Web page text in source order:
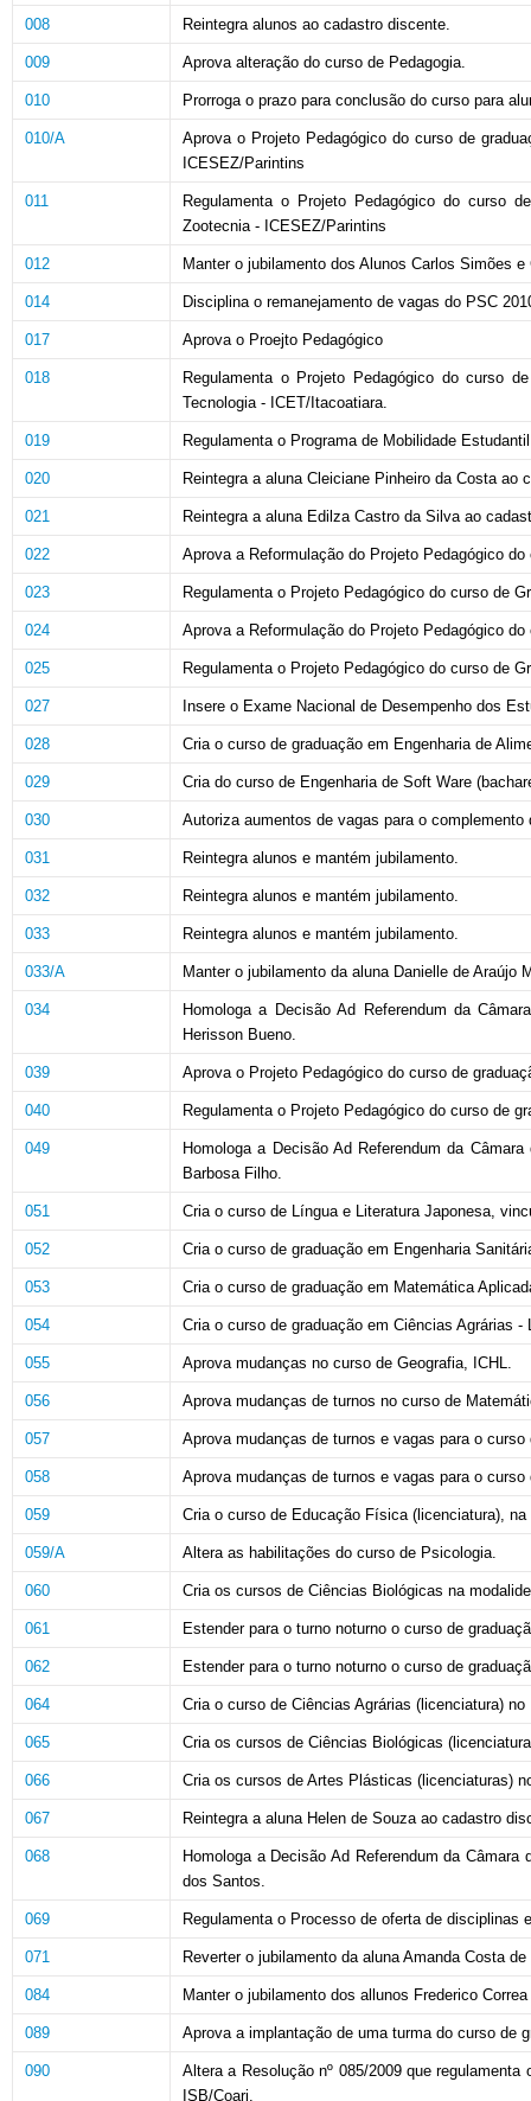
008 Reintegra alunos ao cadastro discente.
009 Aprova alteração do curso de Pedagogia.
010 Prorroga o prazo para conclusão do curso para
010/A
Aprova o Projeto Pedagógico do curso de
ICESEZ/Parintins
011
Regulamenta o Projeto Pedagógico do curso
Zootecnia - ICESEZ/Parintins
012 Manter o jubilamento dos Alunos Carlos Simões
014 Disciplina o remanejamento de vagas do PSC
017 Aprova o Proejto Pedagógico
018
Regulamenta o Projeto Pedagógico do curso
Tecnologia - ICET/Itacoatiara.
019 Regulamenta o Programa de Mobilidade
020 Reintegra a aluna Cleiciane Pinheiro da Costa ao
021 Reintegra a aluna Edilza Castro da Silva ao
022 Aprova a Reformulação do Projeto Pedagógico
023 Regulamenta o Projeto Pedagógico do curso de
024 Aprova a Reformulação do Projeto Pedagógico
025 Regulamenta o Projeto Pedagógico do curso de
027 Insere o Exame Nacional de Desempenho dos
028 Cria o curso de graduação em Engenharia de
029 Cria do curso de Engenharia de Soft Ware
030 Autoriza aumentos de vagas para o
031 Reintegra alunos e mantém jubilamento.
032 Reintegra alunos e mantém jubilamento.
033 Reintegra alunos e mantém jubilamento.
033/A Manter o jubilamento da aluna Danielle de Araújo
034
Homologa a Decisão Ad Referendum da
Herisson Bueno.
039 Aprova o Projeto Pedagógico do curso de
040 Regulamenta o Projeto Pedagógico do curso de
049
Homologa a Decisão Ad Referendum da
Barbosa Filho.
051 Cria o curso de Língua e Literatura Japonesa,
052 Cria o curso de graduação em Engenharia
053 Cria o curso de graduação em Matemática
054 Cria o curso de graduação em Ciências Agrárias
055 Aprova mudanças no curso de Geografia, ICHL.
056 Aprova mudanças de turnos no curso de
057 Aprova mudanças de turnos e vagas para o
058 Aprova mudanças de turnos e vagas para o
059 Cria o curso de Educação Física (licenciatura),
059/A Altera as habilitações do curso de Psicologia.
060 Cria os cursos de Ciências Biológicas na
061 Estender para o turno noturno o curso de
062 Estender para o turno noturno o curso de
064 Cria o curso de Ciências Agrárias (licenciatura)
065 Cria os cursos de Ciências Biológicas
066 Cria os cursos de Artes Plásticas (licenciaturas)
067 Reintegra a aluna Helen de Souza ao cadastro
068
Homologa a Decisão Ad Referendum da
dos Santos.
069 Regulamenta o Processo de oferta de disciplinas
071 Reverter o jubilamento da aluna Amanda Costa
084 Manter o jubilamento dos allunos Frederico
089 Aprova a implantação de uma turma do curso de
090
Altera a Resolução nº 085/2009 que
ISB/Coari.